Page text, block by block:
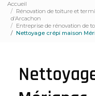
Accueil
Rénovation de toiture et
d'Arcachon
Entreprise de rénovation de
Nettoyage crépi maison